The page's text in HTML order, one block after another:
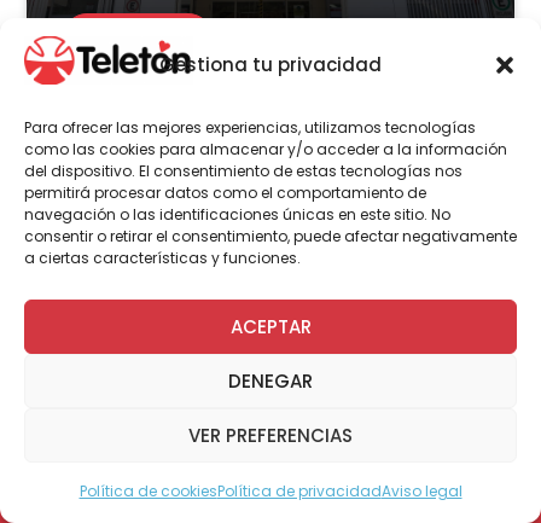
Gestiona tu privacidad
Para ofrecer las mejores experiencias, utilizamos tecnologías
como las cookies para almacenar y/o acceder a la información
del dispositivo. El consentimiento de estas tecnologías nos
permitirá procesar datos como el comportamiento de
navegación o las identificaciones únicas en este sitio. No
consentir o retirar el consentimiento, puede afectar negativamente
a ciertas características y funciones.
ACEPTAR
DENEGAR
VER PREFERENCIAS
Política de cookiesPolítica de privacidadAviso legal
LEER MÁS
Actualidad Voluntariado
23 de julio | 2026
Programa Abre: Voluntariado
de Teletón mejoró
viviendas a nivel nacional
LEER MÁS Modo Accesible